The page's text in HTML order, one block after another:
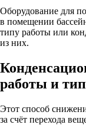
Оборудование для
в помещении
типу работы или
из них.
работы и
Этот способ
за счёт перехода